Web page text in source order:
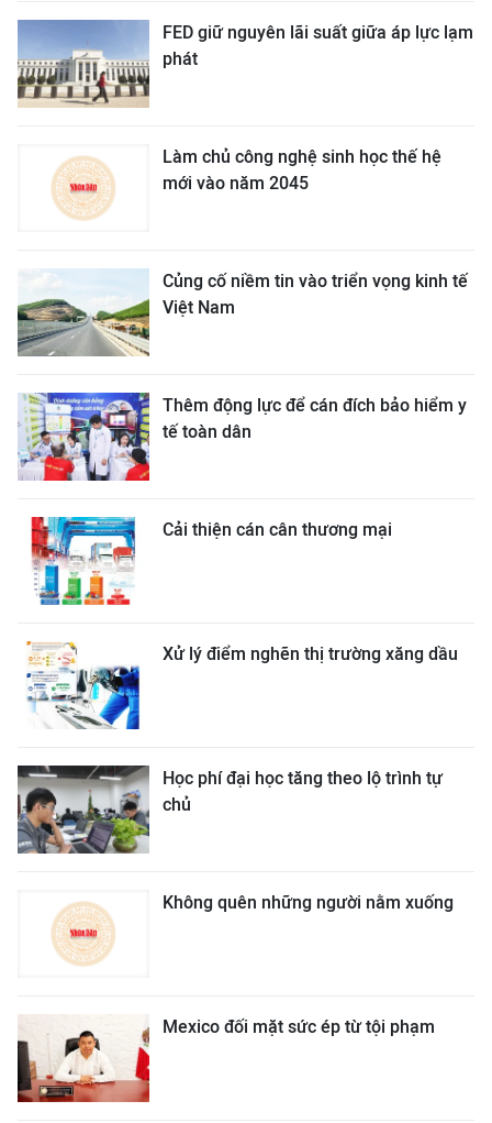
FED giữ nguyên lãi suất giữa áp lực lạm
phát
Làm chủ công nghệ sinh học thế hệ
mới vào năm 2045
Củng cố niềm tin vào triển vọng kinh tế
Việt Nam
Thêm động lực để cán đích bảo hiểm y
tế toàn dân
Cải thiện cán cân thương mại
Xử lý điểm nghẽn thị trường xăng dầu
Học phí đại học tăng theo lộ trình tự
chủ
Không quên những người nằm xuống
Mexico đối mặt sức ép từ tội phạm